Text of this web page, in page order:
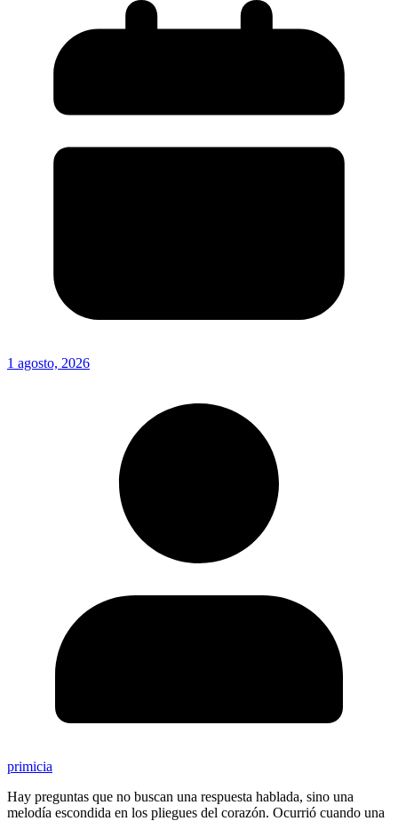
1 agosto, 2026
primicia
Hay preguntas que no buscan una respuesta hablada, sino una
melodía escondida en los pliegues del corazón. Ocurrió cuando una